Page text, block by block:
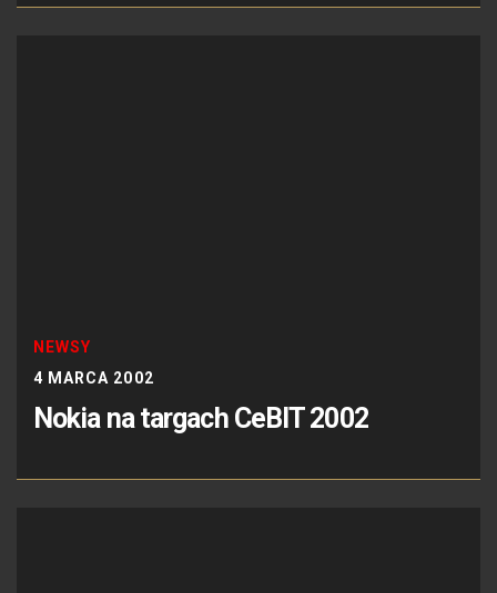
NEWSY
4 MARCA 2002
Nokia na targach CeBIT 2002